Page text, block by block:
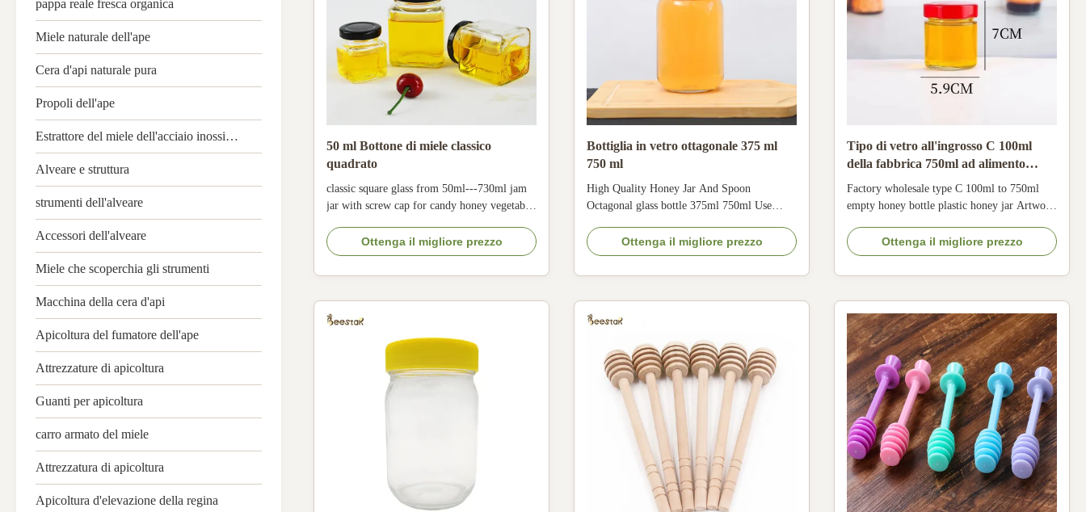
pappa reale fresca organica
Miele naturale dell'ape
Cera d'api naturale pura
Propoli dell'ape
Estrattore del miele dell'acciaio inossidabile
Alveare e struttura
strumenti dell'alveare
Accessori dell'alveare
Miele che scoperchia gli strumenti
Macchina della cera d'api
Apicoltura del fumatore dell'ape
Attrezzature di apicoltura
Guanti per apicoltura
carro armato del miele
Attrezzatura di apicoltura
Apicoltura d'elevazione della regina
50 ml Bottone di miele classico
quadrato
classic square glass from 50ml---730ml jam
jar with screw cap for candy honey vegetable
glass honey jar Product Description 1. The
size of this empty glass square honey jar is
from 50ml to 730ml . 2. Our quality is better,
Ottenga il migliore prezzo
Bottiglia in vetro ottagonale 375 ml
750 ml
High Quality Honey Jar And Spoon
Octagonal glass bottle 375ml 750ml Use
name Beestar Size 375ml 750ml Colour
Transparent This type of glass honey jar, we
have 375 and 750ml. All of our glass honey
Ottenga il migliore prezzo
Tipo di vetro all'ingrosso C 100ml
della fabbrica 750ml ad alimento
vuoto Honey Jars With Lid
Factory wholesale type C 100ml to 750ml
empty honey bottle plastic honey jar Artwork
printing, hot gold/silver stamping, coating,
the frosting, metalizing The factory
wholesale type C empty honey jar : Item No.
Ottenga il migliore prezzo